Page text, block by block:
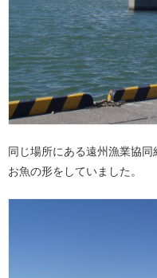
同じ場所にある遠州漁業協
お魚の形をしていました。